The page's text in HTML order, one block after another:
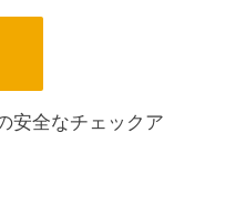
安全なチェックア